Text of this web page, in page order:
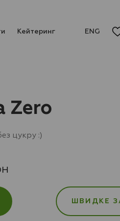
Кейтеринг ENG
Zero
цукру :)
ШВИДКЕ